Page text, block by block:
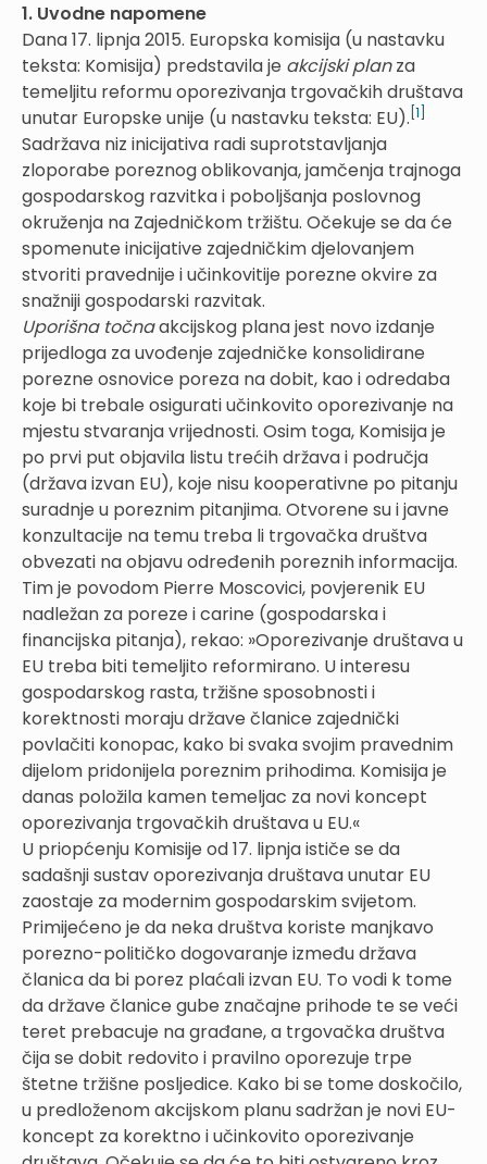
1. Uvodne napomene
Dana 17. lipnja 2015. Europska komisija (u nastavku
teksta: Komisija) predstavila je akcijski planza
temeljitu reformu oporezivanja trgovačkih društava
unutar Europske unije (u nastavku teksta: EU). [1]
Sadržava niz inicijativa radi suprotstavljanja
zloporabe poreznog oblikovanja, jamčenja trajnoga
gospodarskog razvitka i poboljšanja poslovnog
okruženja na Zajedničkom tržištu. Očekuje se da će
spomenute inicijative zajedničkim djelovanjem
stvoriti pravednije i učinkovitije porezne okvire za
snažniji gospodarski razvitak.
Uporišna točnaakcijskog plana jest novo izdanje
prijedloga za uvođenje zajedničke konsolidirane
porezne osnovice poreza na dobit, kao i odredaba
koje bi trebale osigurati učinkovito oporezivanje na
mjestu stvaranja vrijednosti. Osim toga, Komisija je
po prvi put objavila listu trećih država i područja
(država izvan EU), koje nisu kooperativne po pitanju
suradnje u poreznim pitanjima. Otvorene su i javne
konzultacije na temu treba li trgovačka društva
obvezati na objavu određenih poreznih informacija.
Tim je povodom Pierre Moscovici, povjerenik EU
nadležan za poreze i carine (gospodarska i
financijska pitanja), rekao: »Oporezivanje društava u
EU treba biti temeljito reformirano. U interesu
gospodarskog rasta, tržišne sposobnosti i
korektnosti moraju države članice zajednički
povlačiti konopac, kako bi svaka svojim pravednim
dijelom pridonijela poreznim prihodima. Komisija je
danas položila kamen temeljac za novi koncept
oporezivanja trgovačkih društava u EU.«
U priopćenju Komisije od 17. lipnja ističe se da
sadašnji sustav oporezivanja društava unutar EU
zaostaje za modernim gospodarskim svijetom.
Primijećeno je da neka društva koriste manjkavo
porezno-političko dogovaranje između država
članica da bi porez plaćali izvan EU. To vodi k tome
da države članice gube značajne prihode te se veći
teret prebacuje na građane, a trgovačka društva
čija se dobit redovito i pravilno oporezuje trpe
štetne tržišne posljedice. Kako bi se tome doskočilo,
u predloženom akcijskom planu sadržan je novi EU-
koncept za korektno i učinkovito oporezivanje